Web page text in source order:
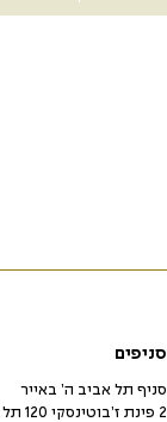
סניפים
סניף תל אביב ה’ באייר
2 פינת ז’בוטינסקי 120 תל אביב